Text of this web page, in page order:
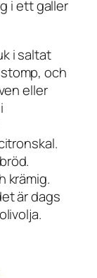
i ett galler
i saltat
och
eller
krämig.
är dags